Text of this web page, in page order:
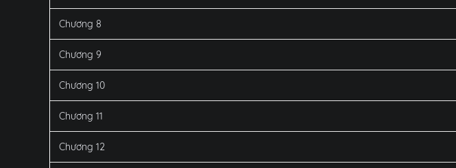
Chương 8
Chương 9
Chương 10
Chương 11
Chương 12